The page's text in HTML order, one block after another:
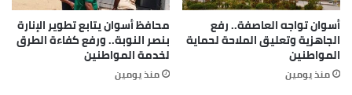
أسوان تواجه العاصفة.. رفع
الجاهزية وتعليق الملاحة لحماية
المواطنين
منذ يومين
محافظ أسوان يتابع تطوير الإنارة
بنصر النوبة.. ورفع كفاءة الطرق
لخدمة المواطنين
منذ يومين